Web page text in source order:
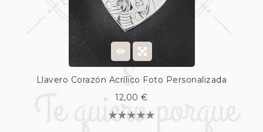
Llavero Corazón Acrílico Foto Personalizada
12,00 €